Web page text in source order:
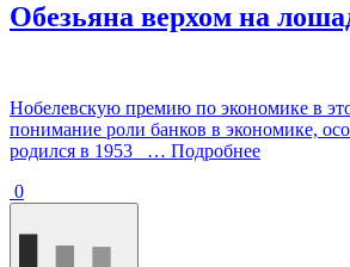
Обезьяна верхом на
Нобелевскую премию по экономике в
понимание роли банков в экономике,
родился в 1953
… Подробнее
0